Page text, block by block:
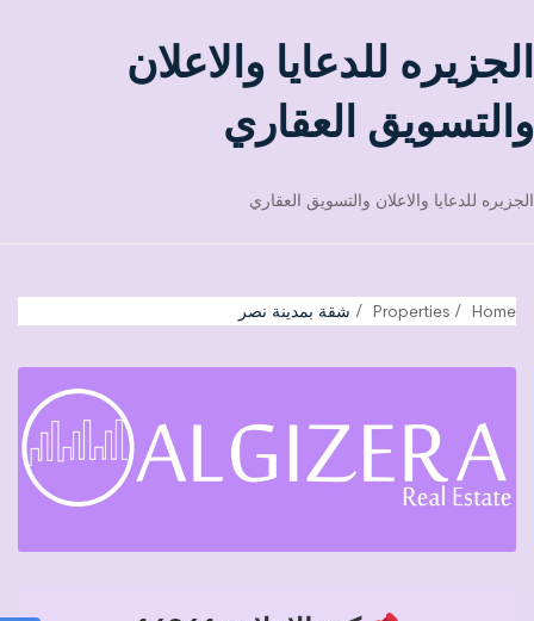
الجزيره للدعايا والاعلان
والتسويق العقاري
الجزيره للدعايا والاعلان والتسويق العقاري
Home
Properties شقة بمدينة نصر